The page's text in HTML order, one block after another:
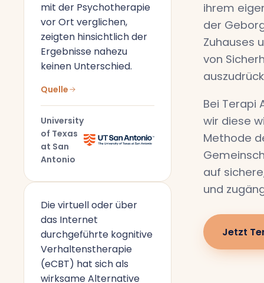
mit der Psychotherapie
vor Ort verglichen,
zeigten hinsichtlich der
Ergebnisse nahezu
keinen Unterschied.
Quelle
University
of Texas
at San
Antonio
Die virtuell oder über
das Internet
durchgeführte kognitive
Verhaltenstherapie
(eCBT) hat sich als
wirksame Alternative
ihrem
der
Zuhauses
von
Bei Terapi
wir diese
Methode
auf
und
Jetzt